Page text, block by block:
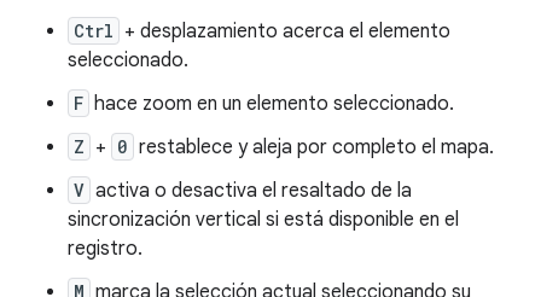
Ctrl + desplazamiento acerca el elemento
seleccionado.
F hace zoom en un elemento seleccionado.
Z + 0 restablece y aleja por completo el mapa.
V activa o desactiva el resaltado de la
sincronización vertical si está disponible en el
registro.
M marca la selección actual seleccionando su